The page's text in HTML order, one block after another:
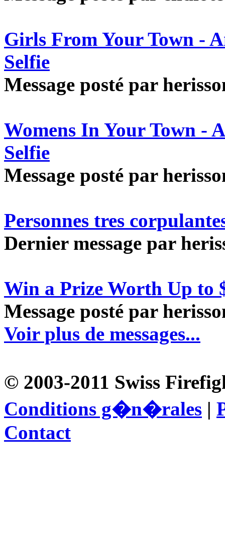
Girls From Your Town -
Selfie
Message posté par
Womens In Your Town -
Selfie
Message posté par
Personnes tres
Dernier message par
Win a Prize Worth Up to
Message posté par
Voir plus de messages...
© 2003-2011 Swiss
Conditions g�n�rales |
Contact